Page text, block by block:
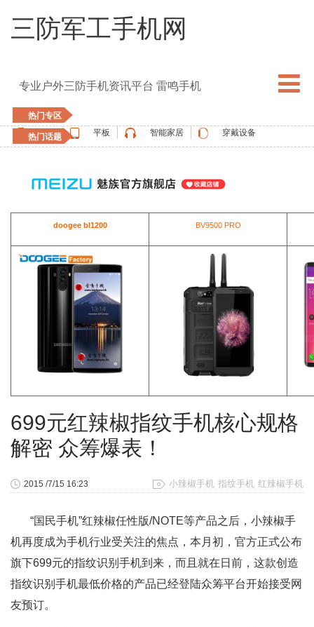
三防军工手机网
专业户外三防手机资讯平台 雷鸣手机
热门专区
手机
平板 智能家居 穿戴设备
热门话题
vernee
doogee bl1200 BV9500 PRO
699元红辣椒指纹手机核心规格
解密 众筹爆表！
小辣椒手机 指纹手机 红辣椒手机
2015 /7/15 16:23
“国民手机”红辣椒任性版/NOTE等产品之后，小辣椒手
机再度成为手机行业受关注的焦点，本月初，官方正式公布
旗下699元的指纹识别手机到来，而且就在日前，这款创造
指纹识别手机最低价格的产品已经登陆众筹平台开始接受网
友预订。